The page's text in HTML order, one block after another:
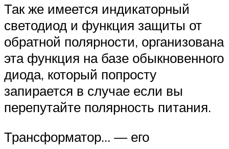
Так же имеется индикаторный
светодиод и функция защиты от
обратной полярности, организована
эта функция на базе обыкновенного
диода, который попросту
запирается в случае если вы
перепутайте полярность питания.
Трансформатор… — его